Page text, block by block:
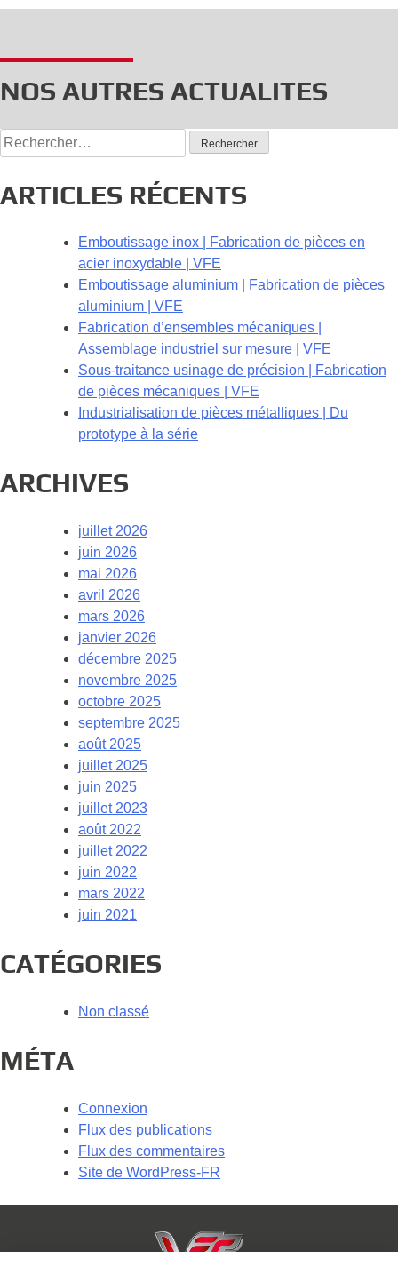
NOS AUTRES ACTUALITES
Rechercher :
ARTICLES RÉCENTS
Emboutissage inox | Fabrication de pièces en
acier inoxydable | VFE
Emboutissage aluminium | Fabrication de pièces
aluminium | VFE
Fabrication d’ensembles mécaniques |
Assemblage industriel sur mesure | VFE
Sous-traitance usinage de précision | Fabrication
de pièces mécaniques | VFE
Industrialisation de pièces métalliques | Du
prototype à la série
ARCHIVES
juillet 2026
juin 2026
mai 2026
avril 2026
mars 2026
janvier 2026
décembre 2025
novembre 2025
octobre 2025
septembre 2025
août 2025
juillet 2025
juin 2025
juillet 2023
août 2022
juillet 2022
juin 2022
mars 2022
juin 2021
CATÉGORIES
Non classé
MÉTA
Connexion
Flux des publications
Flux des commentaires
Site de WordPress-FR